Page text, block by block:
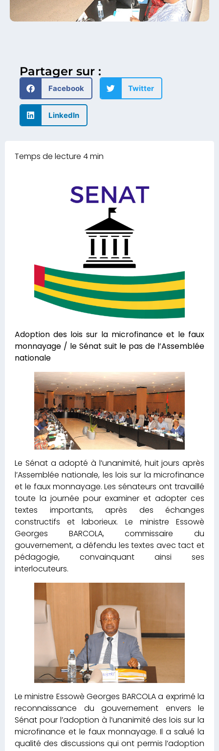
Partager sur :
Facebook Twitter
LinkedIn
Adoption des lois sur la microfinance et le faux
monnayage / le Sénat suit le pas de l’Assemblée
nationale
Le Sénat a adopté à l’unanimité, huit jours après
l’Assemblée nationale, les lois sur la microfinance
et le faux monnayage. Les sénateurs ont travaillé
toute la journée pour examiner et adopter ces
textes importants, après des échanges
constructifs et laborieux. Le ministre Essowè
Georges BARCOLA, commissaire du
gouvernement, a défendu les textes avec tact et
pédagogie, convainquant ainsi ses
interlocuteurs.
Le ministre Essowè Georges BARCOLA a exprimé la
reconnaissance du gouvernement envers le
Sénat pour l’adoption à l’unanimité des lois sur la
microfinance et le faux monnayage. Il a salué la
qualité des discussions qui ont permis l’adoption